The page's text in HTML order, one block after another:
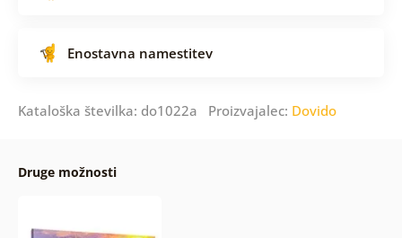
Enostavna namestitev
Kataloška številka: do1022a Proizvajalec: Dovido
Druge možnosti